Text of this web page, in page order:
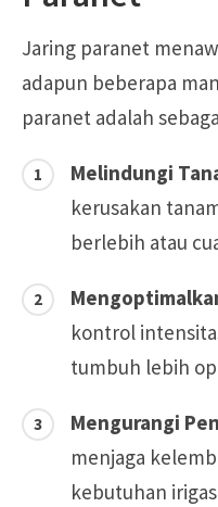
Jaring paranet
adapun beberapa
paranet adalah
Melindungi
kerusakan
berlebih atau
kontrol
tumbuh lebih
Mengurangi
menjaga
kebutuhan